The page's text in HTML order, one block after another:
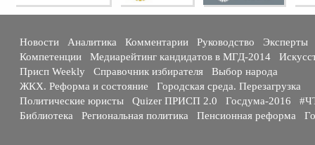
Новости Аналитика Комментарии Руководство
Эксперты
Компетенции
Медиарейтинг кандидатов в МГД-2014
Присп Weekly
Справочник избирателя
Выбор народа
ЖКХ. Реформа и состояние
Городская среда. Перезагрузка
Политические юристы
Quizer ПРИСП 2.0 Госдума-2016
Библиотека
Региональная политика Пенсионная реформа